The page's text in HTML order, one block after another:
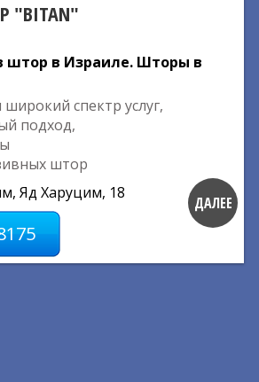
"BITAN"
штор в Израиле. Шторы в
спектр услуг,
подход,
штор
Яд Харуцим, 18
ДАЛЕЕ